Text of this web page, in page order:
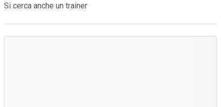
Si cerca anche un trainer